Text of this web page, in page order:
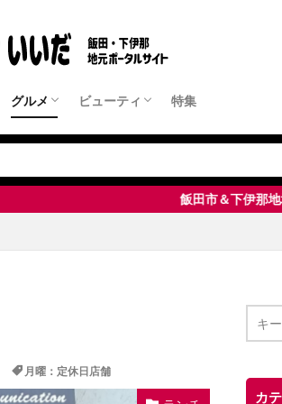
グルメ
クーポン店舗
パン・モーニング
ランチ
中華・ラーメン
和食・定食屋
洋食
フレンチ・イタリアンなど
居酒屋・Bar
すきやき・しゃぶしゃぶ・鉄板焼き
焼肉
ピザ・パスタ
カフェ・スイーツ
その他
ビューティ
クーポン店舗
ヘアサロン
ネイル・まつ毛サロン
エステサロン
脱毛サロン
整体・リラクゼーション
特集
飯田市＆下伊那地域・地元密着
月曜：定休日店舗
カ